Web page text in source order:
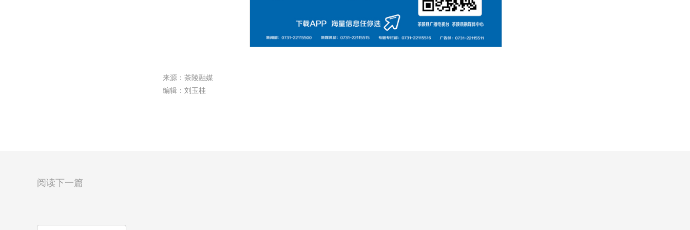
来源：茶陵融媒
编辑：刘玉桂
阅读下一篇